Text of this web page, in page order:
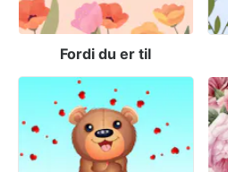
Fordi du er til